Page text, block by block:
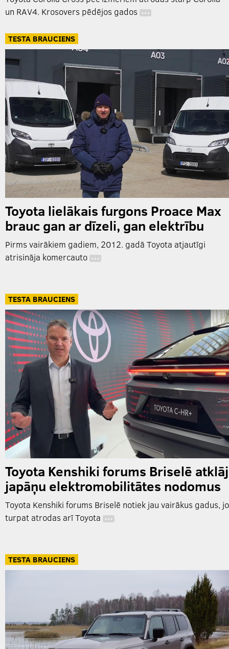
un RAV4. Krosovers pēdējos gados …
TESTA BRAUCIENS
Toyota lielākais furgons Proace Max
brauc gan ar dīzeli, gan elektrību
Pirms vairākiem gadiem, 2012. gadā Toyota atjautīgi
atrisināja komercauto …
TESTA BRAUCIENS
Toyota Kenshiki forums Briselē atklāj
japāņu elektromobilitātes nodomus
Toyota Kenshiki forums Briselē notiek jau vairākus gadus, jo
turpat atrodas arī Toyota …
TESTA BRAUCIENS